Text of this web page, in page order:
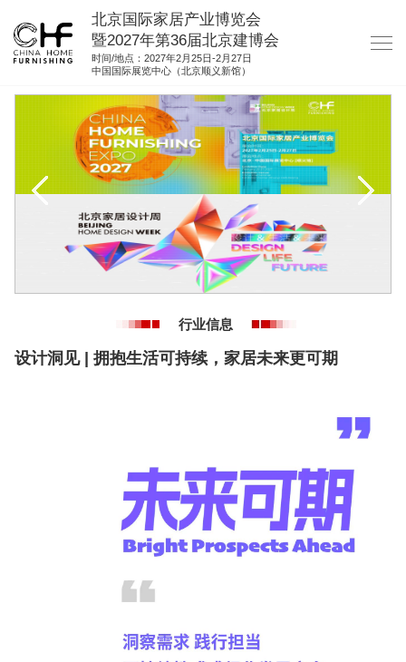
北京国际家居产业博览会
暨2027年第36届北京建博会
时间/地点：2027年2月25日-2月27日
中国国际展览中心（北京顺义新馆）
行业信息
设计洞见 | 拥抱生活可持续，家居未来更可期